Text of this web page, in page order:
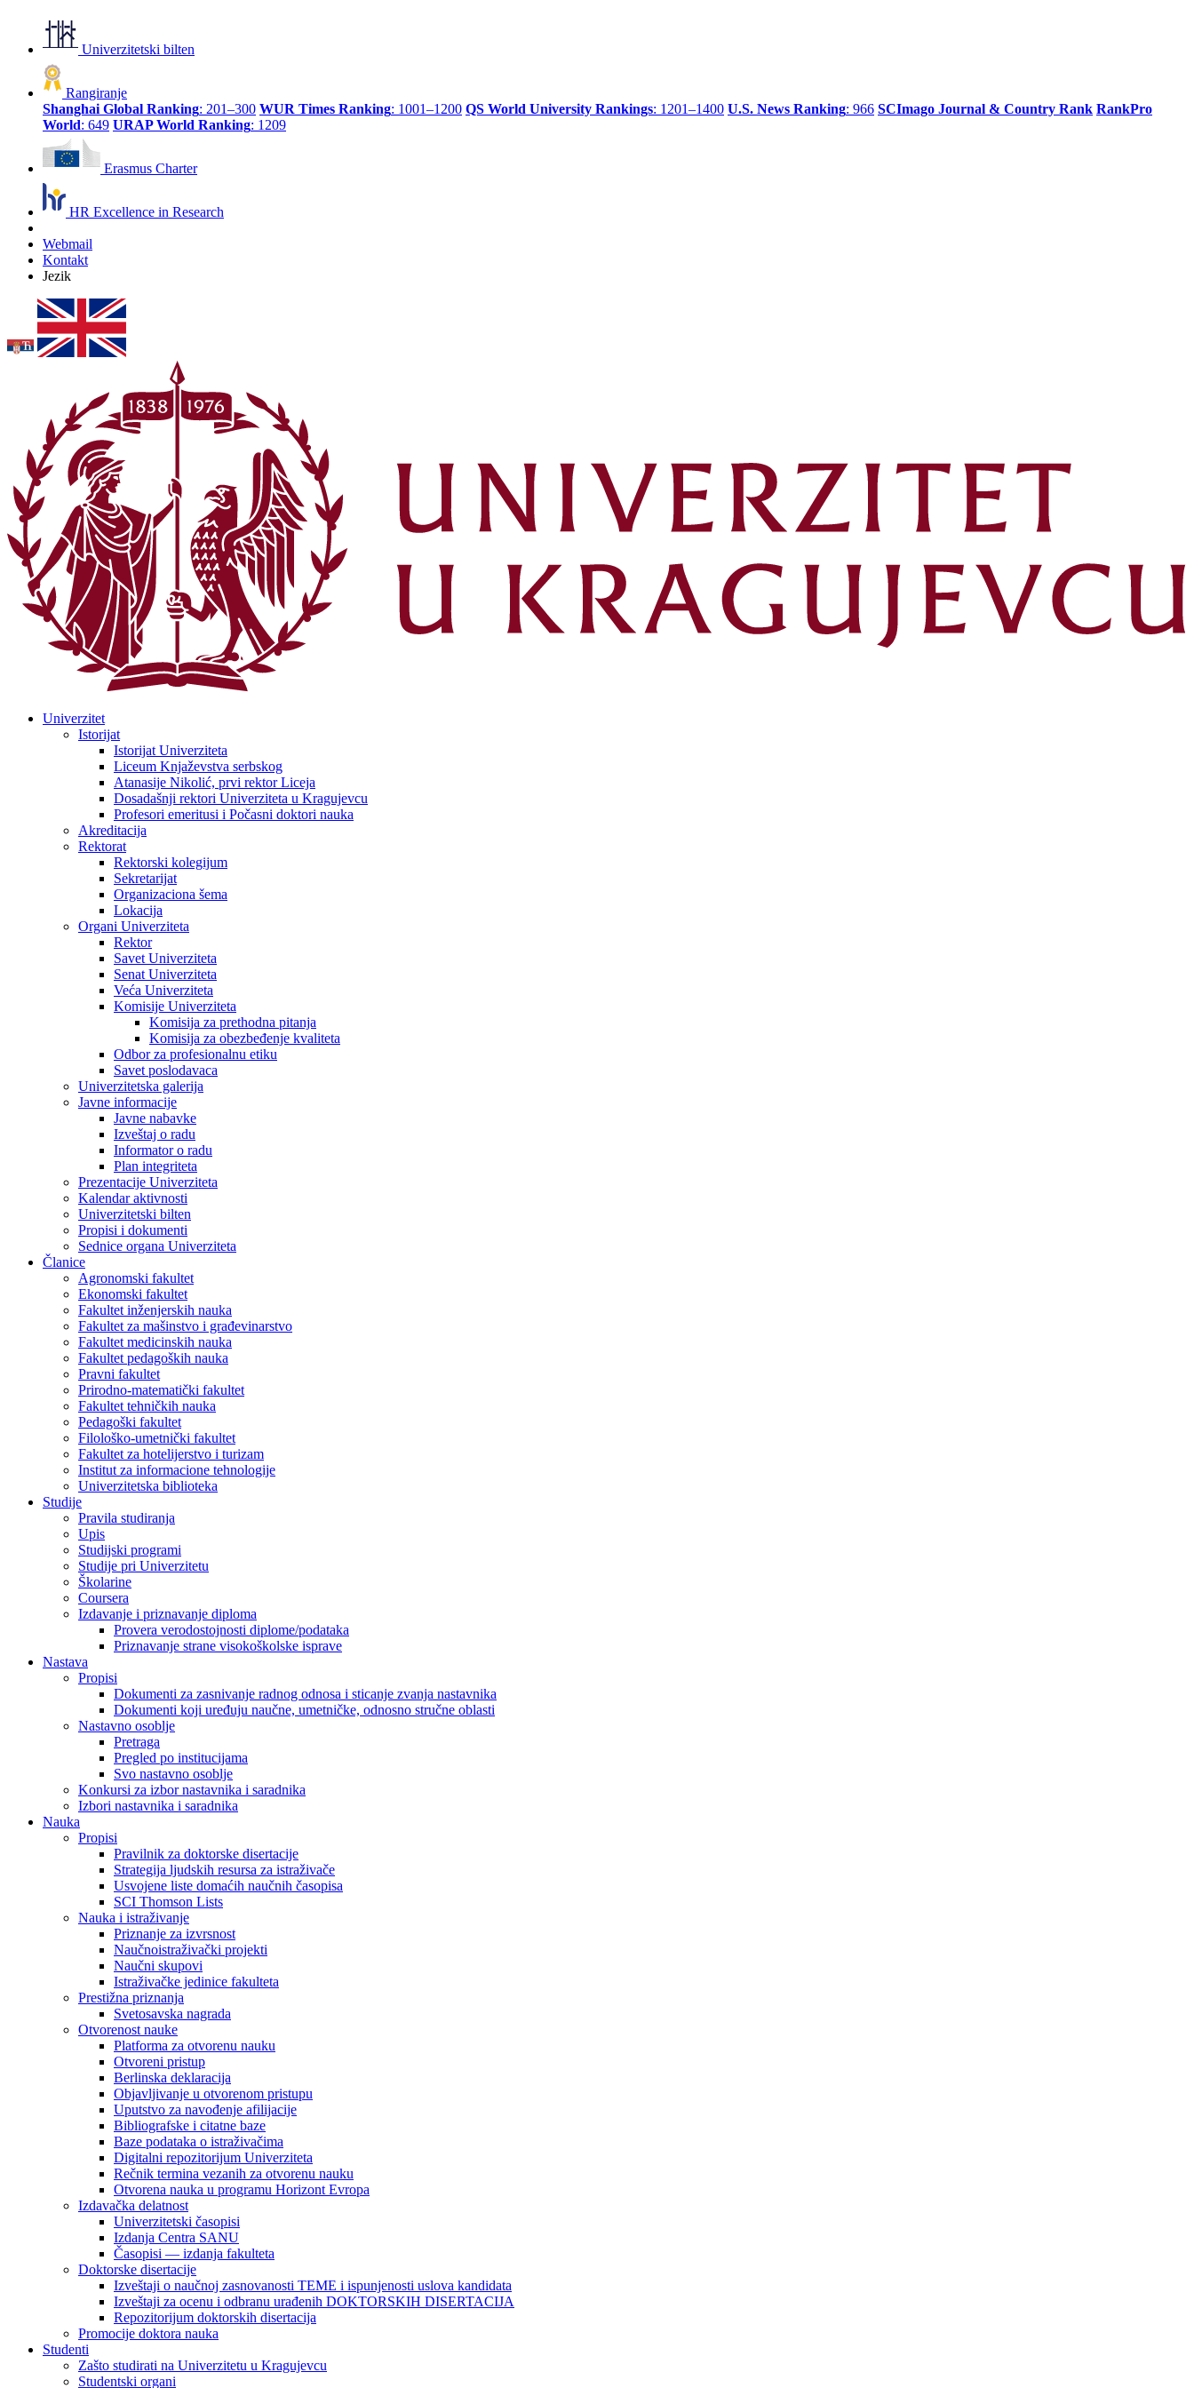
Univerzitetski bilten
Rangiranje
Shanghai Global Ranking: 201–300 WUR Times Ranking: 1001–1200 QS World University Rankings: 1201–1400 U.S. News Ranking: 966 SCImago Journal & Country Rank RankPro
World: 649 URAP World Ranking: 1209
Erasmus Charter
HR Excellence in Research
Webmail
Kontakt
Jezik
Univerzitet
Istorijat
Istorijat Univerziteta
Liceum Knjaževstva serbskog
Atanasije Nikolić, prvi rektor Liceja
Dosadašnji rektori Univerziteta u Kragujevcu
Profesori emeritusi i Počasni doktori nauka
Akreditacija
Rektorat
Rektorski kolegijum
Sekretarijat
Organizaciona šema
Lokacija
Organi Univerziteta
Rektor
Savet Univerziteta
Senat Univerziteta
Veća Univerziteta
Komisije Univerziteta
Komisija za prethodna pitanja
Komisija za obezbeđenje kvaliteta
Odbor za profesionalnu etiku
Savet poslodavaca
Univerzitetska galerija
Javne informacije
Javne nabavke
Izveštaj o radu
Informator o radu
Plan integriteta
Prezentacije Univerziteta
Kalendar aktivnosti
Univerzitetski bilten
Propisi i dokumenti
Sednice organa Univerziteta
Članice
Agronomski fakultet
Ekonomski fakultet
Fakultet inženjerskih nauka
Fakultet za mašinstvo i građevinarstvo
Fakultet medicinskih nauka
Fakultet pedagoških nauka
Pravni fakultet
Prirodno-matematički fakultet
Fakultet tehničkih nauka
Pedagoški fakultet
Filološko-umetnički fakultet
Fakultet za hotelijerstvo i turizam
Institut za informacione tehnologije
Univerzitetska biblioteka
Studije
Pravila studiranja
Upis
Studijski programi
Studije pri Univerzitetu
Školarine
Coursera
Izdavanje i priznavanje diploma
Provera verodostojnosti diplome/podataka
Priznavanje strane visokoškolske isprave
Nastava
Propisi
Dokumenti za zasnivanje radnog odnosa i sticanje zvanja nastavnika
Dokumenti koji uređuju naučne, umetničke, odnosno stručne oblasti
Nastavno osoblje
Pretraga
Pregled po institucijama
Svo nastavno osoblje
Konkursi za izbor nastavnika i saradnika
Izbori nastavnika i saradnika
Nauka
Propisi
Pravilnik za doktorske disertacije
Strategija ljudskih resursa za istraživače
Usvojene liste domaćih naučnih časopisa
SCI Thomson Lists
Nauka i istraživanje
Priznanje za izvrsnost
Naučnoistraživački projekti
Naučni skupovi
Istraživačke jedinice fakulteta
Prestižna priznanja
Svetosavska nagrada
Otvorenost nauke
Platforma za otvorenu nauku
Otvoreni pristup
Berlinska deklaracija
Objavljivanje u otvorenom pristupu
Uputstvo za navođenje afilijacije
Bibliografske i citatne baze
Baze podataka o istraživačima
Digitalni repozitorijum Univerziteta
Rečnik termina vezanih za otvorenu nauku
Otvorena nauka u programu Horizont Evropa
Izdavačka delatnost
Univerzitetski časopisi
Izdanja Centra SANU
Časopisi — izdanja fakulteta
Doktorske disertacije
Izveštaji o naučnoj zasnovanosti TEME i ispunjenosti uslova kandidata
Izveštaji za ocenu i odbranu urađenih DOKTORSKIH DISERTACIJA
Repozitorijum doktorskih disertacija
Promocije doktora nauka
Studenti
Zašto studirati na Univerzitetu u Kragujevcu
Studentski organi